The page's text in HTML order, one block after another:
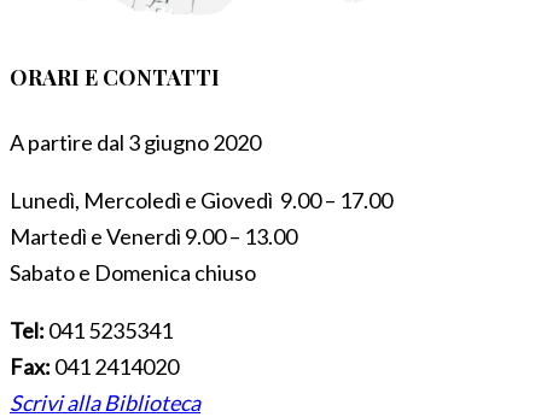
ORARI E CONTATTI
A partire dal 3 giugno 2020
Lunedì, Mercoledì e Giovedì 9.00 – 17.00
Martedì e Venerdì 9.00 – 13.00
Sabato e Domenica chiuso
Tel: 041 5235341
Fax: 041 2414020
Scrivi alla Biblioteca